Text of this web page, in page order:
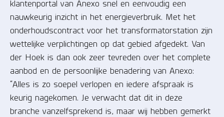
klantenportal van Anexo snel en eenvoudig een
nauwkeurig inzicht in het energieverbruik. Met het
onderhoudscontract voor het transformatorstation zijn
wettelijke verplichtingen op dat gebied afgedekt. Van
der Hoek is dan ook zeer tevreden over het complete
aanbod en de persoonlijke benadering van Anexo:
“Alles is zo soepel verlopen en iedere afspraak is
keurig nagekomen. Je verwacht dat dit in deze
branche vanzelfsprekend is, maar wij hebben gemerkt